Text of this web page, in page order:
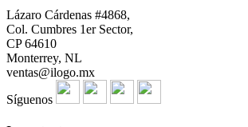
Lázaro Cárdenas #4868,
Col. Cumbres 1er Sector,
CP 64610
Monterrey, NL
ventas@ilogo.mx
Síguenos